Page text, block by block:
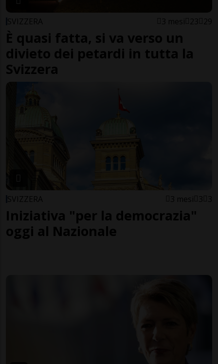
SVIZZERA 3 mesi 23 29
È quasi fatta, si va verso un
divieto dei petardi in tutta la
Svizzera
SVIZZERA 3 mesi 3 3
Iniziativa "per la democrazia"
oggi al Nazionale